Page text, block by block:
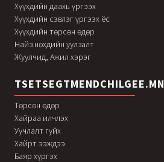
Хүүхдийн даахь үргээх
Хүүхдийн сэвлэг үргээх ёс
Хүүхдийн төрсөн өдөр
Найз нөхдийн уулзалт
Жуулчид, Ажил хэрэг
TSETSEGTMENDCHILGEE.MN
Төрсөн өдөр
Хайраа илчлэх
Уучлалт гуйх
Хайрт ээждээ
Баяр хүргэх